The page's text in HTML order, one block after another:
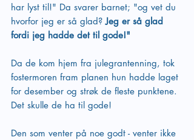
har lyst til!" Da svarer barnet; "og vet du
hvorfor jeg er så glad? Jeg er så glad
fordi jeg hadde det til gode!"
Da de kom hjem fra julegrantenning, tok
fostermoren fram planen hun hadde laget
for desember og strøk de fleste punktene.
Det skulle de ha til gode!
Den som venter på noe godt - venter ikke